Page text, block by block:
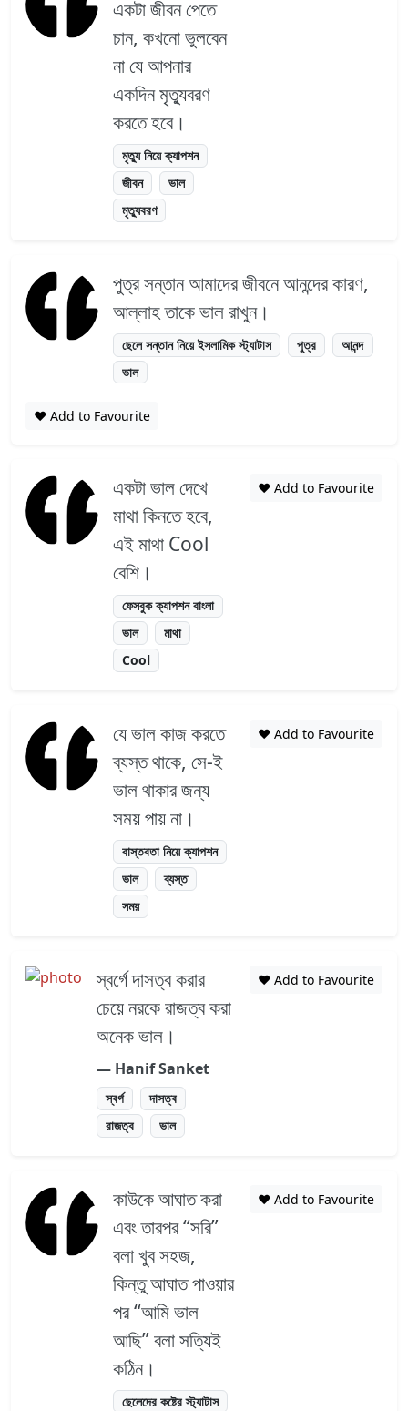
একটা জীবন পেতে
চান, কখনো ভুলবেন
না যে আপনার
একদিন মৃত্যুবরণ
করতে হবে।
মৃত্যু নিয়ে ক্যাপশন
জীবন
ভাল
মৃত্যুবরণ
পুত্র সন্তান আমাদের জীবনে আনন্দের কারণ,
আল্লাহ তাকে ভাল রাখুন।
ছেলে সন্তান নিয়ে ইসলামিক স্ট্যাটাস পুত্র
আনন্দ
ভাল
❤️ Add to Favourite
একটা ভাল দেখে
মাথা কিনতে হবে,
এই মাথা Cool
বেশি।
ফেসবুক ক্যাপশন বাংলা
ভাল
মাথা
Cool
❤️ Add to Favourite
যে ভাল কাজ করতে
ব্যস্ত থাকে, সে-ই
ভাল থাকার জন্য
সময় পায় না।
বাস্তবতা নিয়ে ক্যাপশন
ভাল
ব্যস্ত
সময়
❤️ Add to Favourite
স্বর্গে দাসত্ব করার
চেয়ে নরকে রাজত্ব করা
অনেক ভাল।
― Hanif Sanket
স্বর্গ
দাসত্ব
রাজত্ব
ভাল
❤️ Add to Favourite
কাউকে আঘাত করা
এবং তারপর “সরি”
বলা খুব সহজ,
কিন্তু আঘাত পাওয়ার
পর “আমি ভাল
আছি” বলা সত্যিই
কঠিন।
ছেলেদের কষ্টের স্ট্যাটাস
❤️ Add to Favourite